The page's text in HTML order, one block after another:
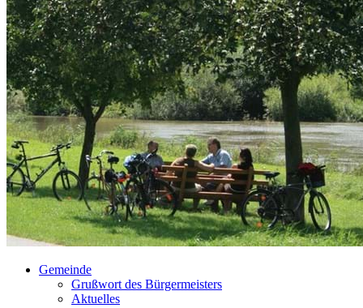
Gemeinde
Grußwort des Bürgermeisters
Aktuelles